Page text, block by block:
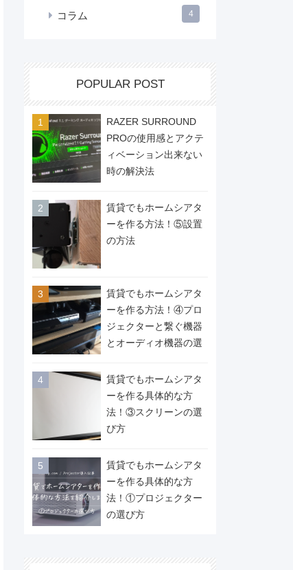
コラム 4
POPULAR POST
RAZER SURROUND
PROの使用感とアクテ
ィベーション出来ない
時の解決法
賃貸でもホームシアタ
ーを作る方法！⑤設置
の方法
賃貸でもホームシアタ
ーを作る方法！④プロ
ジェクターと繋ぐ機器
とオーディオ機器の選
賃貸でもホームシアタ
ーを作る具体的な方
法！③スクリーンの選
び方
賃貸でもホームシアタ
ーを作る具体的な方
法！①プロジェクター
の選び方